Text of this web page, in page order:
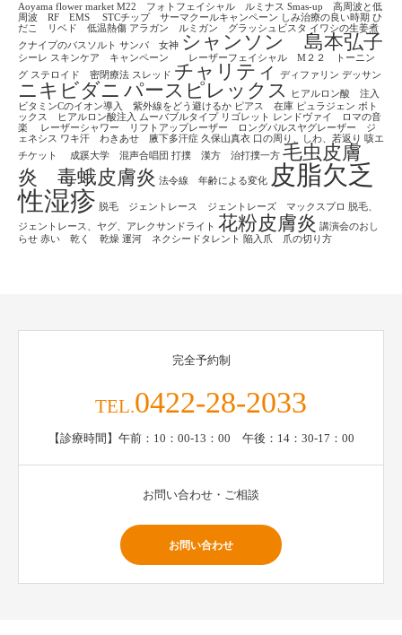
Aoyama flower market M22 フォトフェイシャル ルミナス Smas-up 高周波と低
周波 RF EMS
STCチップ サーマクールキャンペーン しみ治療の良い時期 ひ
だこ リベド 低温熱傷 アラガン ルミガン グラッシュビスタ イワシの生姜煮
クナイプのバスソルト サンバ 女神 シャンソン 島本弘子
シーレ スキンケア キャンペーン レーザーフェイシャル M２２ トーニン
グ ステロイド 密閉療法 スレッド チャリティ ディファリン デッサン
ニキビダニ パースピレックス
ヒアルロン酸 注入
ビタミンCのイオン導入 紫外線をどう避けるか ピアス 在庫 ピュラジェン ボト
ックス ヒアルロン酸注入
ムーバブルタイプ リゴレット レンドヴァイ ロマの音
楽
レーザーシャワー リフトアップレーザー ロングパルスヤグレーザー ジ
ェネシス ワキ汗 わきあせ 腋下多汗症 久保山真衣 口の周り、しわ、若返り 咳エ
チケット
成蹊大学 混声合唱団 打撲 漢方 治打撲一方 毛虫皮膚
炎 毒蛾皮膚炎 法令線 年齢による変化
皮脂欠乏
性湿疹 脱毛 ジェントレース ジェントレーズ マックスプロ
脱毛、
ジェントレース、ヤグ、アレクサンドライト 花粉皮膚炎 講演会のおし
らせ 赤い 乾く 乾燥 運河 ネクシードタレント 陥入爪 爪の切り方
完全予約制
TEL.0422-28-2033
【診療時間】午前：10：00-13：00 午後：14：30-17：00
お問い合わせ・ご相談
お問い合わせ